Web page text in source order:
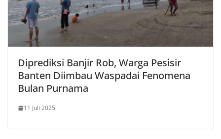
Diprediksi Banjir Rob, Warga Pesisir
Banten Diimbau Waspadai Fenomena
Bulan Purnama
11 Juli 2025